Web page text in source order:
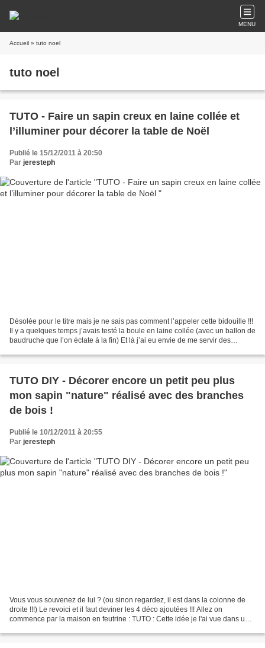
MENU
Accueil » tuto noel
tuto noel
TUTO - Faire un sapin creux en laine collée et
l’illuminer pour décorer la table de Noël
Publié le 15/12/2011 à 20:50
Par jeresteph
Désolée pour le titre mais je ne sais pas comment l’appeler cette bidouille !!!
Il y a quelques temps j’avais testé la boule en laine collée (avec un ballon de
baudruche que l’on éclate à la fin) Et là j’ai eu envie de me servir des
TUTO DIY - Décorer encore un petit peu plus
mon sapin "nature" réalisé avec des branches
de bois !
Publié le 10/12/2011 à 20:55
Par jeresteph
Vous vous souvenez de lui ? (ou sinon regardez, il est dans la colonne de
droite !!!) Le revoici et il faut deviner les 4 déco ajoutées !!! Allez on
commence par la maison en feutrine : TUTO : Cette idée je l'ai vue dans un